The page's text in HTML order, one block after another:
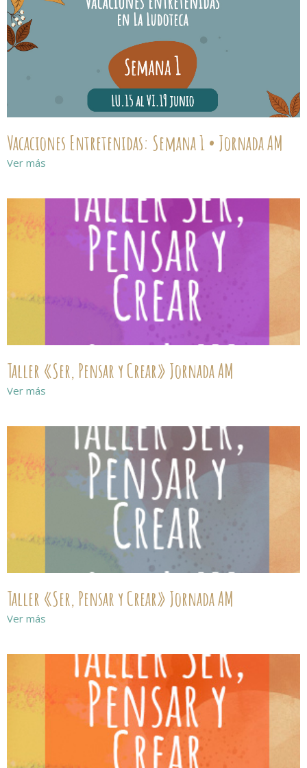
Vacaciones Entretenidas: Semana 1 • Jornada AM
Ver más
Taller «Ser, Pensar y Crear» Jornada AM
Ver más
Taller «Ser, Pensar y Crear» Jornada AM
Ver más